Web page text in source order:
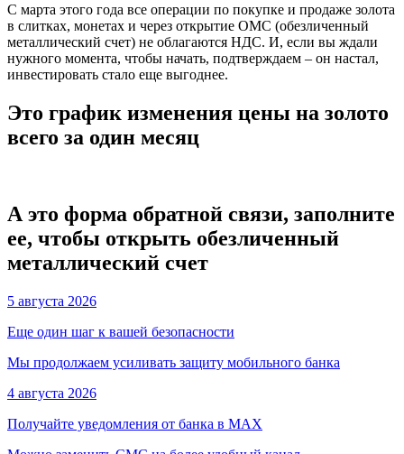
С марта этого года все операции по покупке и продаже золота
в слитках, монетах и через открытие ОМС (обезличенный
металлический счет) не облагаются НДС. И, если вы ждали
нужного момента, чтобы начать, подтверждаем – он настал,
инвестировать стало еще выгоднее.
Это график изменения цены на золото
всего за один месяц
А это форма обратной связи, заполните
ее, чтобы открыть обезличенный
металлический счет
5 августа 2026
Еще один шаг к вашей безопасности
Мы продолжаем усиливать защиту мобильного банка
4 августа 2026
Получайте уведомления от банка в МАХ